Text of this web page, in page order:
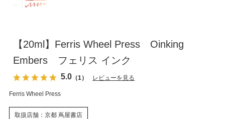
【20ml】Ferris Wheel Press Oinking
Embers フェリス インク
5.0 （1） レビューを見る
Ferris Wheel Press
取扱店舗：京都 蔦屋書店